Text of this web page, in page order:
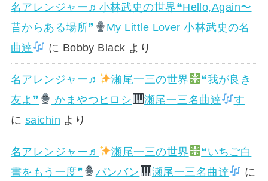
名アレンジャー♬ 小林武史の世界❝Hello,Again〜
昔からある場所❞
My Little Lover 小林武史の名
曲達
に Bobby Black より
名アレンジャー♬ 瀬尾一三の世界
❝我が良き
友よ❞
かまやつヒロシ 瀬尾一三名曲達
す
に saichin より
名アレンジャー♬ 瀬尾一三の世界
❝いちご白
書をもう一度❞
バンバン 瀬尾一三名曲達
に